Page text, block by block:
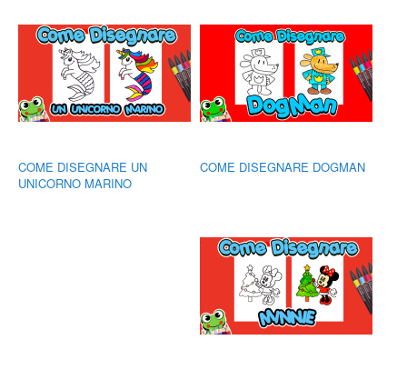
COME DISEGNARE UN
UNICORNO MARINO
COME DISEGNARE DOGMAN